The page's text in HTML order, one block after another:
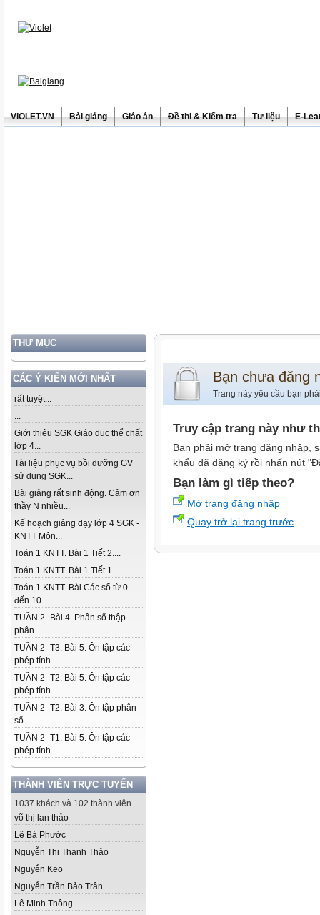
ViOLET.VN Bài giảng Giáo án Đề thi & Kiểm tra Tư liệu E-
THƯ MỤC
CÁC Ý KIẾN MỚI NHẤT
rất tuyệt...
...
Giới thiệu SGK Giáo dục thể chất
lớp 4...
Tài liệu phục vụ bồi dưỡng GV
sử dụng SGK...
Bài giảng rất sinh động. Cảm ơn
thầy N nhiều...
Kế hoạch giảng dạy lớp 4 SGK -
KNTT Môn...
Toán 1 KNTT. Bài 1 Tiết 2....
Toán 1 KNTT. Bài 1 Tiết 1....
Toán 1 KNTT. Bài Các số từ 0
đến 10...
TUẦN 2- Bài 4. Phân số thập
phân...
TUẦN 2- T3. Bài 5. Ôn tập các
phép tính...
TUẦN 2- T2. Bài 5. Ôn tập các
phép tính...
TUẦN 2- T2. Bài 3. Ôn tập phân
số...
TUẦN 2- T1. Bài 5. Ôn tập các
phép tính...
THÀNH VIÊN TRỰC TUYẾN
1037 khách và 102 thành viên
võ thị lan thảo
Lê Bá Phước
Nguyễn Thị Thanh Thảo
Nguyễn Keo
Nguyễn Trần Bảo Trân
Lê Minh Thông
Bạn chưa đăng
Trang này yêu cầu bạn
Truy cập trang này như
Bạn phải mở trang đăng nhập,
khẩu đã đăng ký rồi nhấn nút
Bạn làm gì tiếp theo?
Mở trang đăng nhập
Quay trở lại trang trước